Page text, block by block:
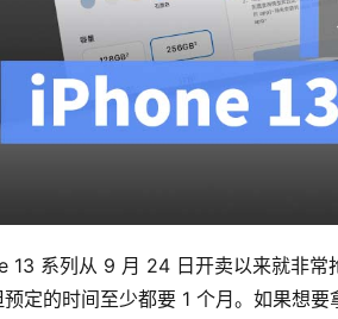
13 系列从 9 月 24 日开卖以来就非常
定的时间至少都要 1 个月。如果想